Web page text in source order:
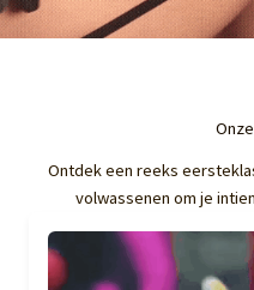
Onze
Ontdek een reeks
volwassenen om je